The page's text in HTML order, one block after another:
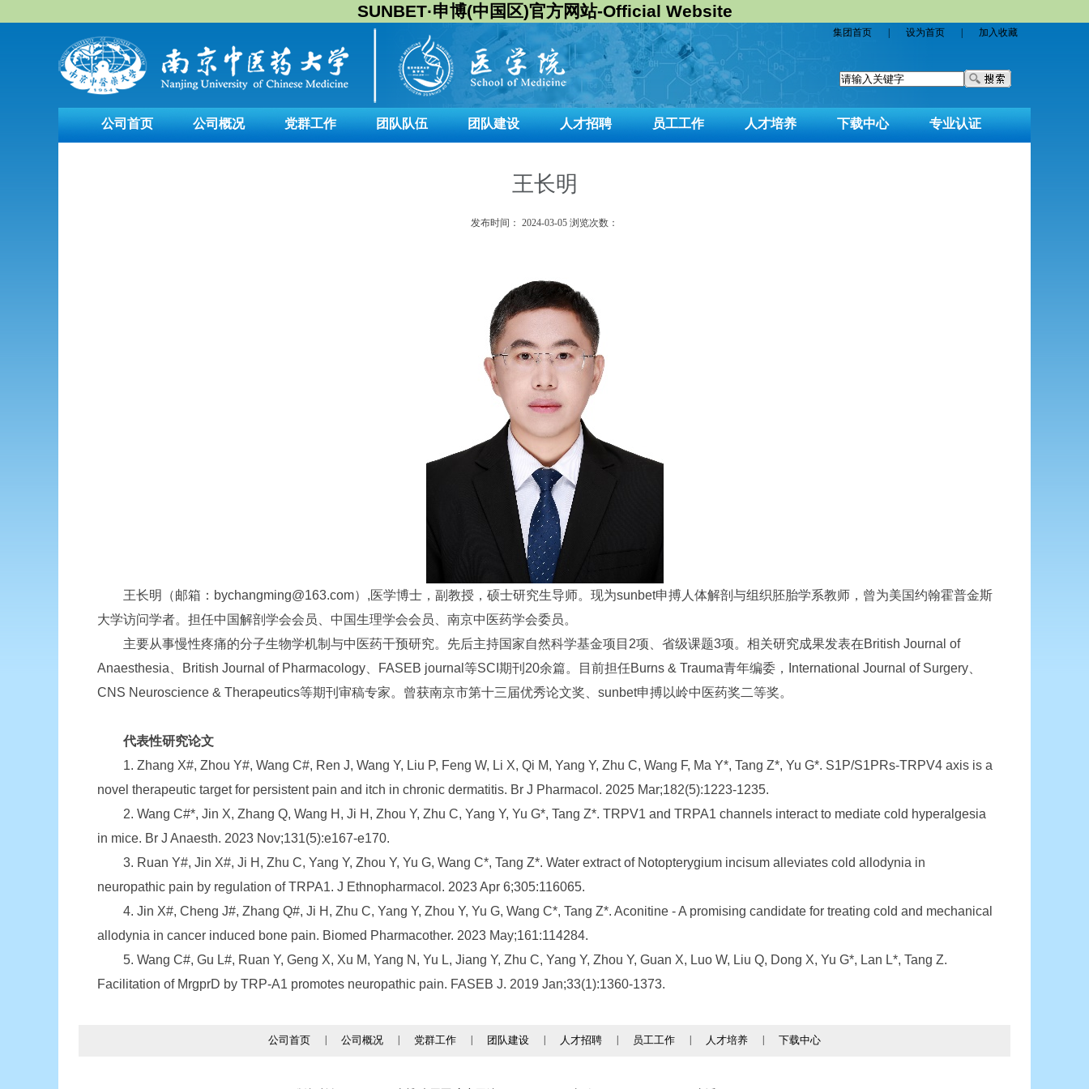
SUNBET·申博(中国区)官方网站-Official Website
集团首页 设为首页 加入收藏
公司首页 公司概况 党群工作 团队队伍 团队建设 人才招聘 员工工作 人才培养 下载中心 专业认证
王长明
发布时间： 2024-03-05 浏览次数：
王长明（邮箱：bychangming@163.com）,医学博士，副教授，硕士研究生导师。现为sunbet申搏人体解剖与组织胚胎学系教师，曾为美国约翰霍普金斯
大学访问学者。担任中国解剖学会会员、中国生理学会会员、南京中医药学会委员。
主要从事慢性疼痛的分子生物学机制与中医药干预研究。先后主持国家自然科学基金项目2项、省级课题3项。相关研究成果发表在British Journal of
Anaesthesia、British Journal of Pharmacology、FASEB journal等SCI期刊20余篇。目前担任Burns & Trauma青年编委，International Journal of Surgery、
CNS Neuroscience & Therapeutics等期刊审稿专家。曾获南京市第十三届优秀论文奖、sunbet申搏以岭中医药奖二等奖。
代表性研究论文
1. Zhang X#, Zhou Y#, Wang C#, Ren J, Wang Y, Liu P, Feng W, Li X, Qi M, Yang Y, Zhu C, Wang F, Ma Y*, Tang Z*, Yu G*. S1P/S1PRs-TRPV4 axis is a
novel therapeutic target for persistent pain and itch in chronic dermatitis. Br J Pharmacol. 2025 Mar;182(5):1223-1235.
2. Wang C#*, Jin X, Zhang Q, Wang H, Ji H, Zhou Y, Zhu C, Yang Y, Yu G*, Tang Z*. TRPV1 and TRPA1 channels interact to mediate cold hyperalgesia
in mice. Br J Anaesth. 2023 Nov;131(5):e167-e170.
3. Ruan Y#, Jin X#, Ji H, Zhu C, Yang Y, Zhou Y, Yu G, Wang C*, Tang Z*. Water extract of Notopterygium incisum alleviates cold allodynia in
neuropathic pain by regulation of TRPA1. J Ethnopharmacol. 2023 Apr 6;305:116065.
4. Jin X#, Cheng J#, Zhang Q#, Ji H, Zhu C, Yang Y, Zhou Y, Yu G, Wang C*, Tang Z*. Aconitine - A promising candidate for treating cold and mechanical
allodynia in cancer induced bone pain. Biomed Pharmacother. 2023 May;161:114284.
5. Wang C#, Gu L#, Ruan Y, Geng X, Xu M, Yang N, Yu L, Jiang Y, Zhu C, Yang Y, Zhou Y, Guan X, Luo W, Liu Q, Dong X, Yu G*, Lan L*, Tang Z.
Facilitation of MrgprD by TRP-A1 promotes neuropathic pain. FASEB J. 2019 Jan;33(1):1360-1373.
公司首页 公司概况 党群工作 团队建设 人才招聘 员工工作 人才培养 下载中心